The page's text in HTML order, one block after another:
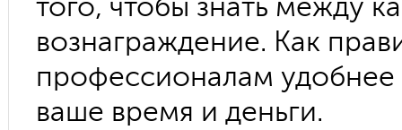
того, чтобы знать между
вознаграждение. Как
профессионалам
ваше время и деньги.